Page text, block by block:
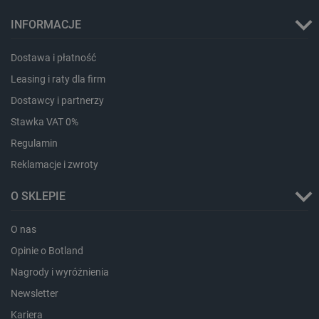
INFORMACJE
Dostawa i płatność
Leasing i raty dla firm
Dostawcy i partnerzy
Stawka VAT 0%
Regulamin
Reklamacje i zwroty
O SKLEPIE
O nas
Opinie o Botland
Nagrody i wyróżnienia
Newsletter
Kariera